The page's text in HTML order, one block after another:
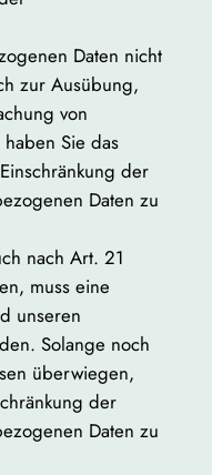
Daten nicht
zur Ausübung,
von
Sie das
der
Daten zu
nach Art. 21
muss eine
unseren
Solange noch
überwiegen,
der
Daten zu